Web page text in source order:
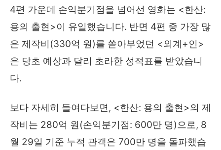
4편 가운데 손익분기점을 넘어선 영화는 <한산:
용의 출현>이 유일했습니다. 반면 4편 중 가장 많
은 제작비(330억 원)를 쏟아부었던 <외계+인>
은 당초 예상과 달리 초라한 성적표를 받았습니
다.
보다 자세히 들여다보면, <한산: 용의 출현>의 제
작비는 280억 원(손익분기점: 600만 명)으로, 8
월 29일 기준 누적 관객은 700만 명을 돌파했습